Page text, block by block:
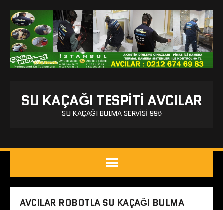
SU KAÇAĞI TESPITI AVCILAR
SU KAÇAĞI BULMA SERVISI 99₺
AVCILAR ROBOTLA SU KAÇAĞI BULMA